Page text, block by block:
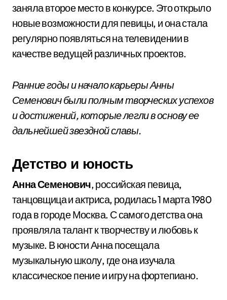
заняла второе место в конкурсе. Это открыло
новые возможности для певицы, и она стала
регулярно появляться на телевидении в
качестве ведущей различных проектов.
Ранние годы и начало карьеры Анны
Семенович были полным творческих успехов
и достижений, которые легли в основу ее
дальнейшей звездной славы.
Детство и юность
Анна Семенович, российская певица,
танцовщица и актриса, родилась 1 марта 1980
года в городе Москва. С самого детства она
проявляла талант к творчеству и любовь к
музыке. В юности Анна посещала
музыкальную школу, где она изучала
классическое пение и игру на фортепиано.